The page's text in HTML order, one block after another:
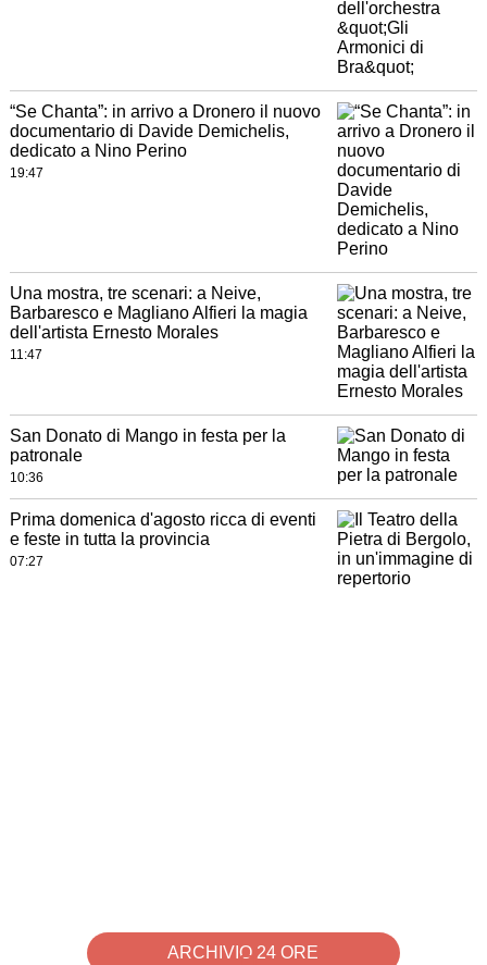
“Se Chanta”: in arrivo a Dronero il nuovo
documentario di Davide Demichelis,
dedicato a Nino Perino
19:47
Una mostra, tre scenari: a Neive,
Barbaresco e Magliano Alfieri la magia
dell'artista Ernesto Morales
11:47
San Donato di Mango in festa per la
patronale
10:36
Prima domenica d'agosto ricca di eventi
e feste in tutta la provincia
07:27
ARCHIVIO 24 ORE